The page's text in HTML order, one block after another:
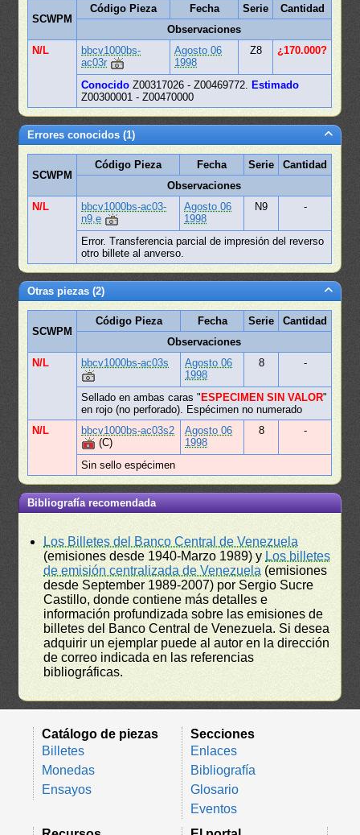
SCWPM
Código Pieza Fecha Serie
Cantidad
Observaciones
N/L
bbcv1000bs-
ac03r
Agosto 06
1998
Z8 ¿170.000?
Conocido Z00317026 - Z00469772. Estimado
Z00300001 - Z00470000
Errores conocidos (1)
SCWPM
Código Pieza Fecha Serie
Cantidad
Observaciones
N/L
bbcv1000bs-ac03-
n9,e
Agosto 06
1998
N9 -
Error. Transferencia parcial de impresión del reverso
otro billete al anverso.
Otras piezas (2)
SCWPM
Código Pieza Fecha Serie
Cantidad
Observaciones
N/L
bbcv1000bs-ac03s
Agosto 06
1998
8 -
Sellado en ambas caras " ESPECIMEN SIN VALOR"
en rojo (no perforado). Espécimen no numerado
N/L
bbcv1000bs-ac03s2
(C)
Agosto 06
1998
8 -
Sin sello espécimen
Bibliografía recomendada
Los Billetes del Banco Central de Venezuela
(emisiones desde 1940-Marzo 1989) y Los billetes
de emisión centralizada de Venezuela (emisiones
desde September 1989-2007) por Sergio Sucre
Castillo, donde contiene más detalles e
información profundizada sobre las emisiones de
billetes del Banco Central de Venezuela. Si desea
adquirir un ejemplar puede al autor en la dirección
de correo indicada en las referencias
bibliográficas.
Catálogo de piezas
Billetes
Monedas
Ensayos
Secciones
Enlaces
Bibliografía
Glosario
Eventos